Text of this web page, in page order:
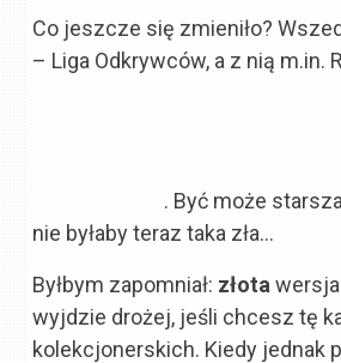
Co jeszcze się zmieniło?
– Liga Odkrywców, a z nią m.in.
. Być może
nie byłaby teraz taka zła…
Byłbym zapomniał: złota wersja
wyjdzie drożej, jeśli chcesz tę
kolekcjonerskich. Kiedy jednak